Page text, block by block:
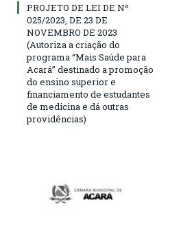
PROJETO DE LEI DE Nº
025/2023, DE 23 DE
NOVEMBRO DE 2023
(Autoriza a criação do
programa “Mais Saúde para
Acará” destinado a promoção
do ensino superior e
financiamento de estudantes
de medicina e dá outras
providências)